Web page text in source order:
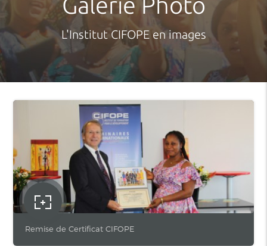
L'Institut CIFOPE en images
Remise de Certificat CIFOPE